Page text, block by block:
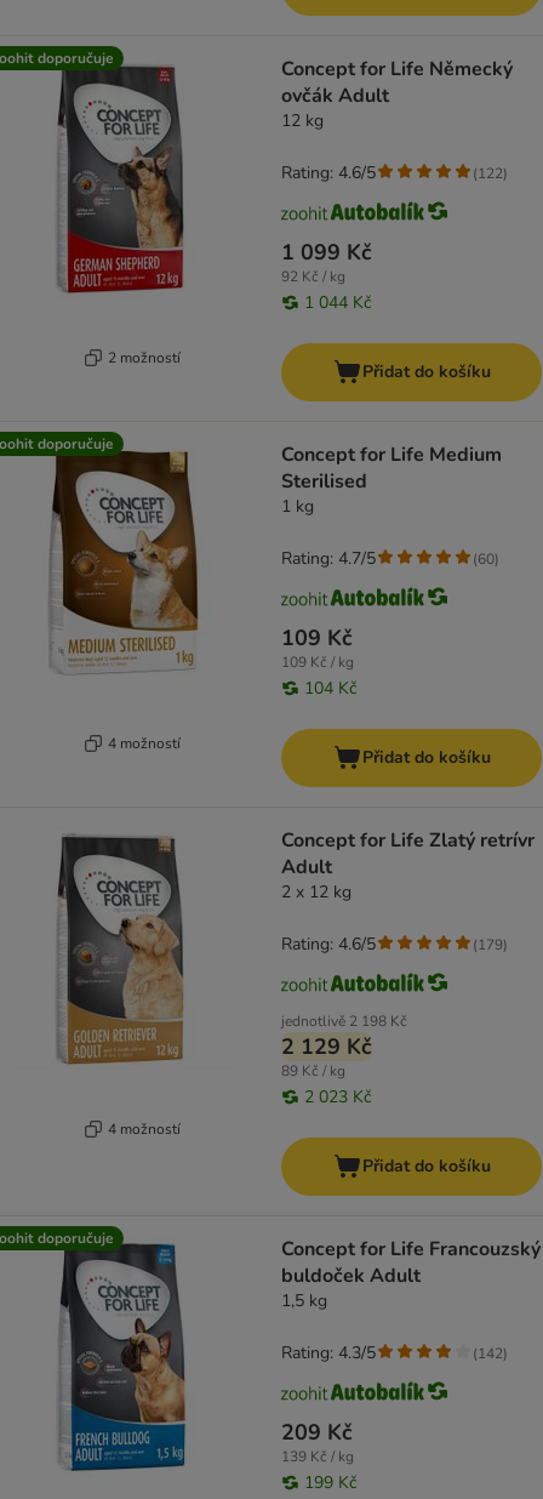
doporučuje
2 možností
Concept for Life Německý
ovčák Adult
12 kg
1 099 Kč
92 Kč / kg
1 044 Kč
Rating: 4.6/5 (122)
Přidat do košíku
doporučuje
4 možností
Concept for Life Medium
Sterilised
1 kg
109 Kč
109 Kč / kg
104 Kč
Rating: 4.7/5 (60)
Přidat do košíku
4 možností
Concept for Life Zlatý retrívr
Adult
2 x 12 kg
jednotlivě 2 198 Kč
2 129 Kč
89 Kč / kg
2 023 Kč
Rating: 4.6/5 (179)
Přidat do košíku
doporučuje
Concept for Life Francouzský
buldoček Adult
1,5 kg
209 Kč
139 Kč / kg
199 Kč
Rating: 4.3/5 (142)